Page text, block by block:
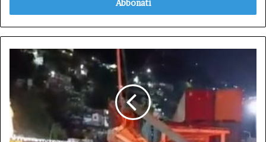
mail
Aggiornamento
Venezuela.